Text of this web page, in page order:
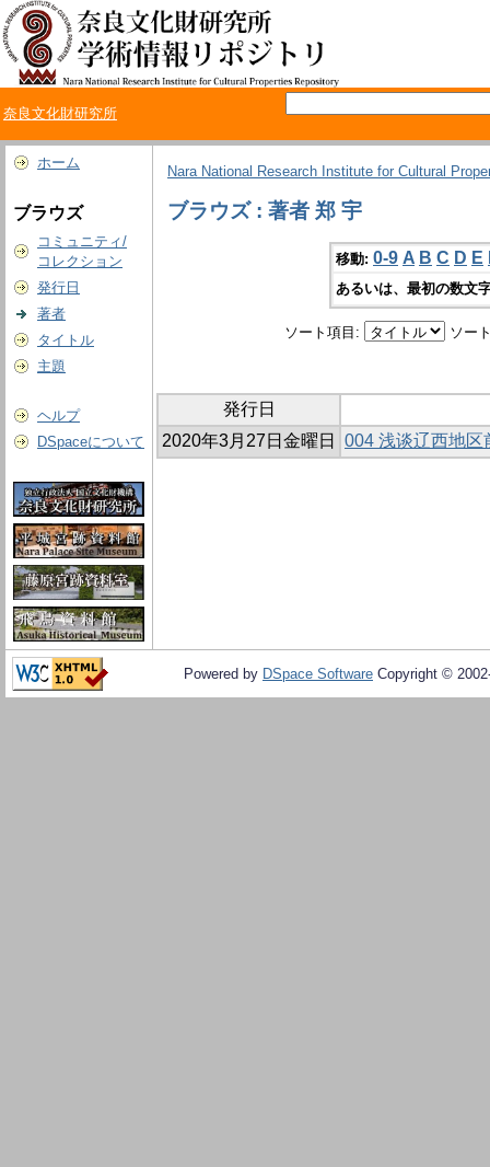
奈良文化財研究所
ホーム
ブラウズ
コミュニティ/
コレクション
発行日
著者
タイトル
主題
ヘルプ
DSpaceについて
Nara National Research Institute for Cultural
ブラウズ : 著者 郑 宇
移動: 0-9 A B C D E
あるいは、最初の数文
ソート項目: ソー
発行日
2020年3月27日金曜日
004 浅谈辽西地区
Powered by DSpace Software Copyright ©